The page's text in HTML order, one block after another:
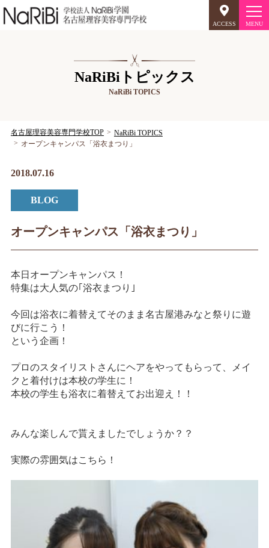
ACCESS
オープンキャンパス
NaRiBiのミリョク
キャンパスライフ
就職について
情報公開
学生・保護者向け
一般サロン向け
後援会向け
学校情報
よくある質問
サイトマップ
お問合わせ
NaRiBiトピックス
NaRiBi TOPICS
名古屋理容美容専門学校TOP
NaRiBi TOPICS
オープンキャンパス「浴衣まつり」
2018.07.16
BLOG
オープンキャンパス「浴衣まつり」
本日オープンキャンパス！
特集は大人気の｢浴衣まつり｣
今回は浴衣に着替えてそのまま名古屋港みなと祭りに遊
びに行こう！
という企画！
プロのスタイリストさんにヘアをやってもらって、メイ
クと着付けは本校の学生に！
本校の学生も浴衣に着替えてお出迎え！！
みんな楽しんで貰えましたでしょうか？？
実際の雰囲気はこちら！